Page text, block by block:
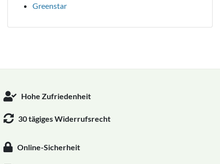
Greenstar
Hohe Zufriedenheit
30 tägiges Widerrufsrecht
Online-Sicherheit